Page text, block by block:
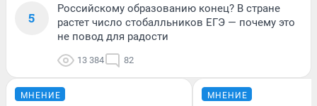
5
Российскому образованию конец? В стране
растет число стобалльников ЕГЭ — почему это
не повод для радости
13 384 82
МНЕНИЕ МНЕНИЕ